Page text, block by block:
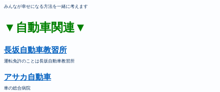
みんなが幸せになる方法を一緒に考えます
▼自動車関連▼
長坂自動車教習所
運転免許のことは長坂自動車教習所
アサカ自動車
車の総合病院